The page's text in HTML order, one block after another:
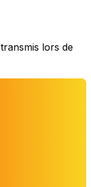
lors de